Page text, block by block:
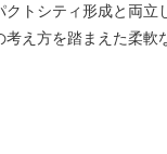
トシティ形成と両立
考え方を踏まえた柔軟